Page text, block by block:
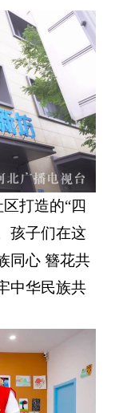
打造的“四
孩子们在这
同心 簪花共
中华民族共